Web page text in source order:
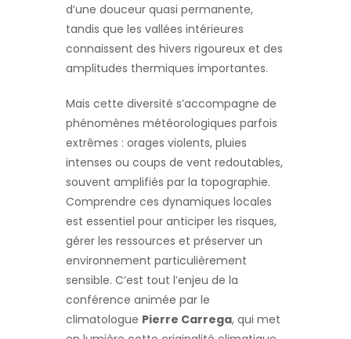
d’une douceur quasi permanente,
tandis que les vallées intérieures
connaissent des hivers rigoureux et des
amplitudes thermiques importantes.
Mais cette diversité s’accompagne de
phénomènes météorologiques parfois
extrêmes : orages violents, pluies
intenses ou coups de vent redoutables,
souvent amplifiés par la topographie.
Comprendre ces dynamiques locales
est essentiel pour anticiper les risques,
gérer les ressources et préserver un
environnement particulièrement
sensible. C’est tout l’enjeu de la
conférence animée par le
climatologue Pierre Carrega, qui met